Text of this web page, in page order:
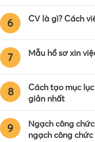
6 CV là gì? Cách
7 Mẫu hồ sơ xin
8
Cách tạo mục
giản nhất
9
Ngạch công
ngạch công chức